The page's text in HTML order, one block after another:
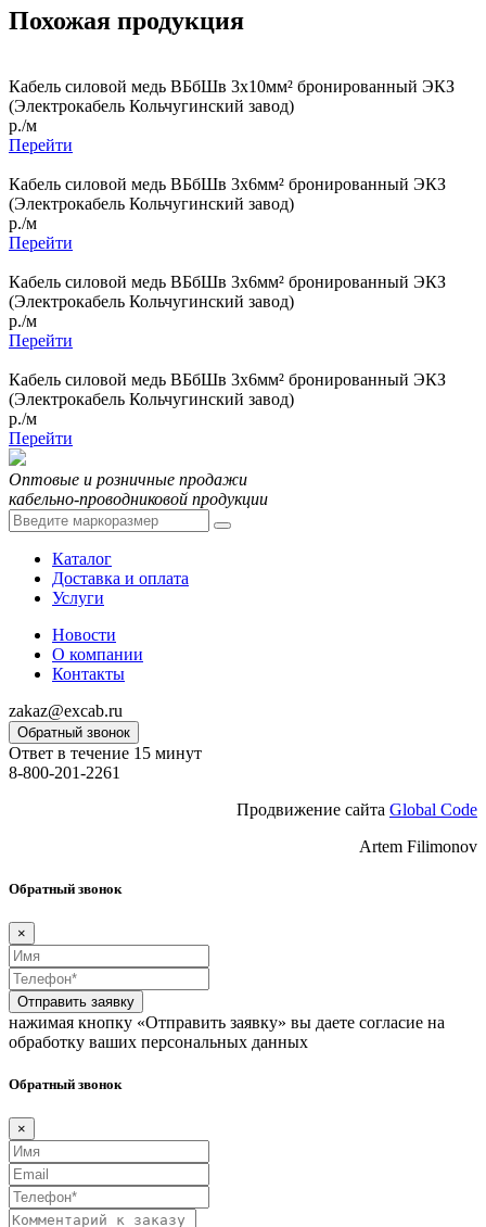
Похожая продукция
Кабель силовой медь ВБбШв 3x10мм² бронированный ЭКЗ
(Электрокабель Кольчугинский завод)
р./м
Перейти
Кабель силовой медь ВБбШв 3x6мм² бронированный ЭКЗ
(Электрокабель Кольчугинский завод)
р./м
Перейти
Кабель силовой медь ВБбШв 3x6мм² бронированный ЭКЗ
(Электрокабель Кольчугинский завод)
р./м
Перейти
Кабель силовой медь ВБбШв 3x6мм² бронированный ЭКЗ
(Электрокабель Кольчугинский завод)
р./м
Перейти
Оптовые и розничные продажи
кабельно-проводниковой продукции
Каталог
Доставка и оплата
Услуги
Новости
О компании
Контакты
zakaz@excab.ru
Обратный звонок
Ответ в течение 15 минут
8-800-201-2261
Продвижение сайта Global Code
Artem Filimonov
Обратный звонок
×
Отправить заявку
нажимая кнопку «Отправить заявку» вы даете согласие на
обработку ваших персональных данных
Обратный звонок
×